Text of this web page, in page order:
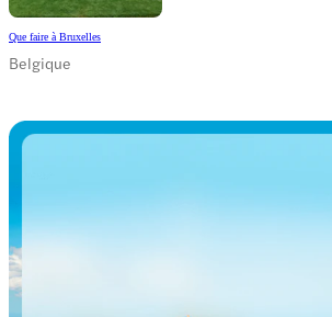
Que faire à Bruxelles
Belgique